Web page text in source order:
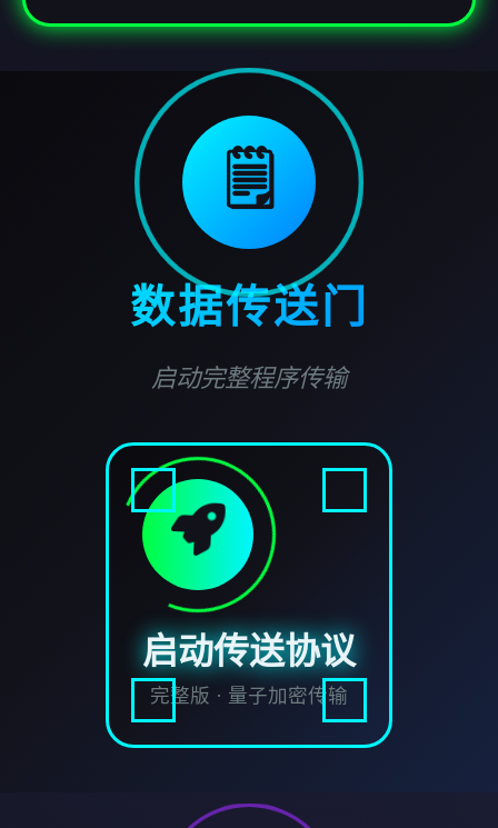
🗒️
数据传送门
启动完整程序传输
启动传送协议
完整版 · 量子加密传输